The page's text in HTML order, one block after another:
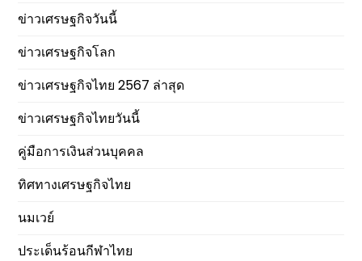
ข่าวเศรษฐกิจวันนี้
ข่าวเศรษฐกิจโลก
ข่าวเศรษฐกิจไทย 2567 ล่าสุด
ข่าวเศรษฐกิจไทยวันนี้
คู่มือการเงินส่วนบุคคล
ทิศทางเศรษฐกิจไทย
นมเวย์
ประเด็นร้อนกีฬาไทย